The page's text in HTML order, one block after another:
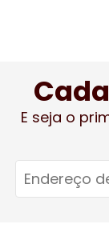
E seja o